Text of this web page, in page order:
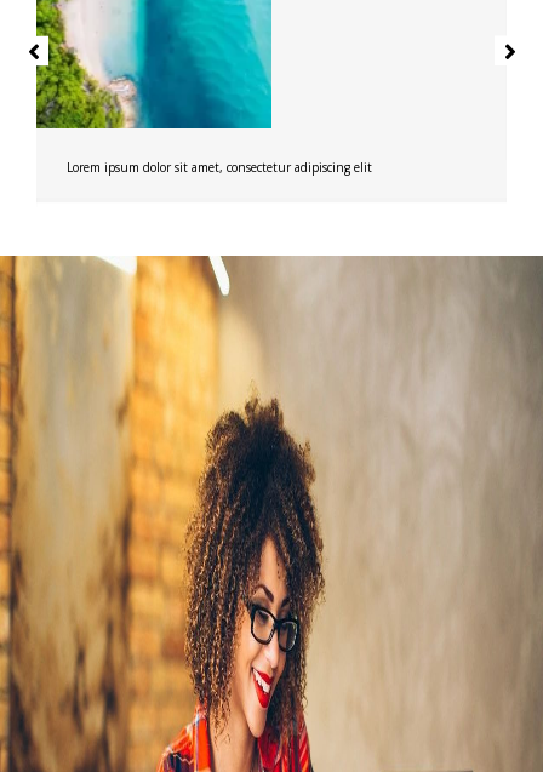
Lorem ipsum dolor sit amet, consectetur adipiscing elit